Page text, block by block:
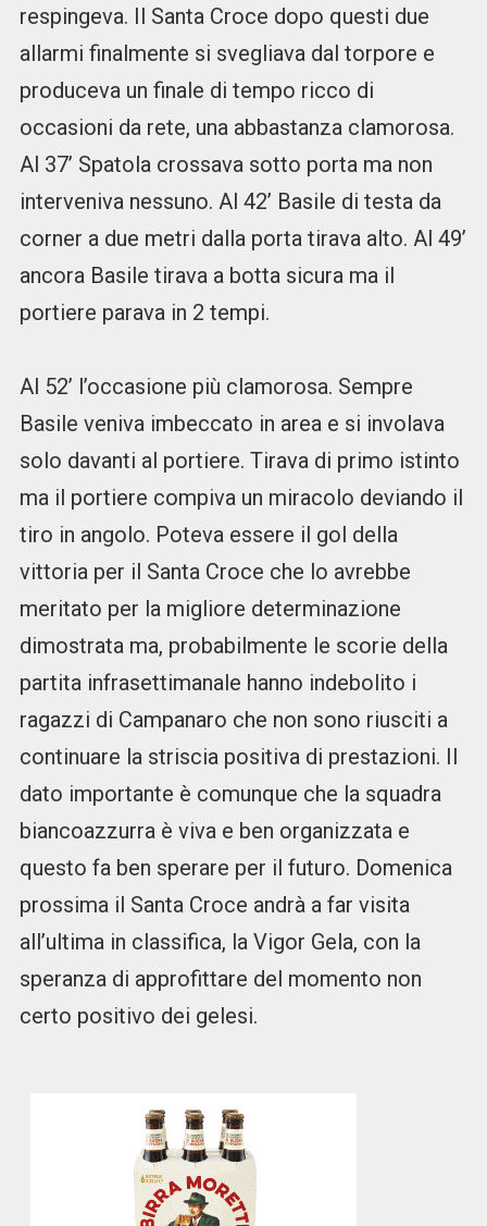
respingeva. Il Santa Croce dopo questi due
allarmi finalmente si svegliava dal torpore e
produceva un finale di tempo ricco di
occasioni da rete, una abbastanza clamorosa.
Al 37’ Spatola crossava sotto porta ma non
interveniva nessuno. Al 42’ Basile di testa da
corner a due metri dalla porta tirava alto. Al 49’
ancora Basile tirava a botta sicura ma il
portiere parava in 2 tempi.
Al 52’ l’occasione più clamorosa. Sempre
Basile veniva imbeccato in area e si involava
solo davanti al portiere. Tirava di primo istinto
ma il portiere compiva un miracolo deviando il
tiro in angolo. Poteva essere il gol della
vittoria per il Santa Croce che lo avrebbe
meritato per la migliore determinazione
dimostrata ma, probabilmente le scorie della
partita infrasettimanale hanno indebolito i
ragazzi di Campanaro che non sono riusciti a
continuare la striscia positiva di prestazioni. Il
dato importante è comunque che la squadra
biancoazzurra è viva e ben organizzata e
questo fa ben sperare per il futuro. Domenica
prossima il Santa Croce andrà a far visita
all’ultima in classifica, la Vigor Gela, con la
speranza di approfittare del momento non
certo positivo dei gelesi.